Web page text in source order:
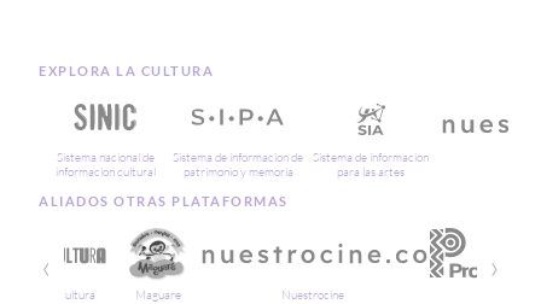
EXPLORA LA CULTURA
Sistema nacional de
informacion cultural
Sistema de informacion de
patrimonio y memoria
Sistema de informacion
para las artes
ALIADOS OTRAS PLATAFORMAS
‹
Soy Cultura Maguare Nuestrocine
›